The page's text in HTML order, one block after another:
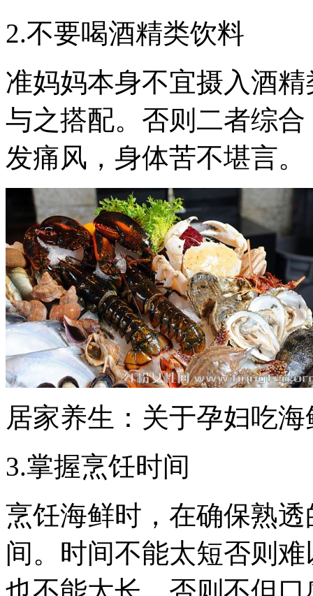
2.不要喝酒精类饮料
准妈妈本身不宜摄入酒
与之搭配。否则二者综
发痛风，身体苦不堪言。
居家养生：关于孕妇吃
3.掌握烹饪时间
烹饪海鲜时，在确保熟
间。时间不能太短否则